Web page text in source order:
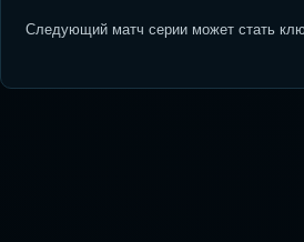
Следующий матч серии может стать